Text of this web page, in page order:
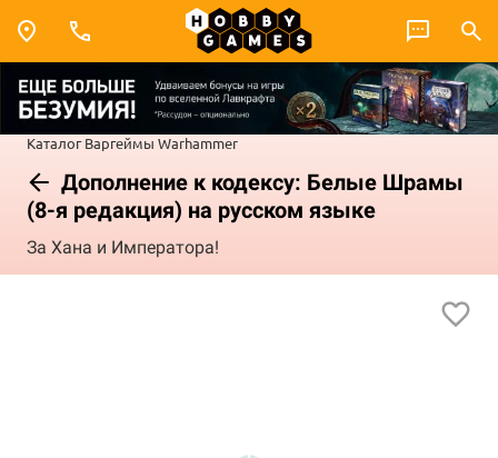
Каталог Варгеймы Warhammer
Дополнение к кодексу: Белые Шрамы
(8-я редакция) на русском языке
За Хана и Императора!